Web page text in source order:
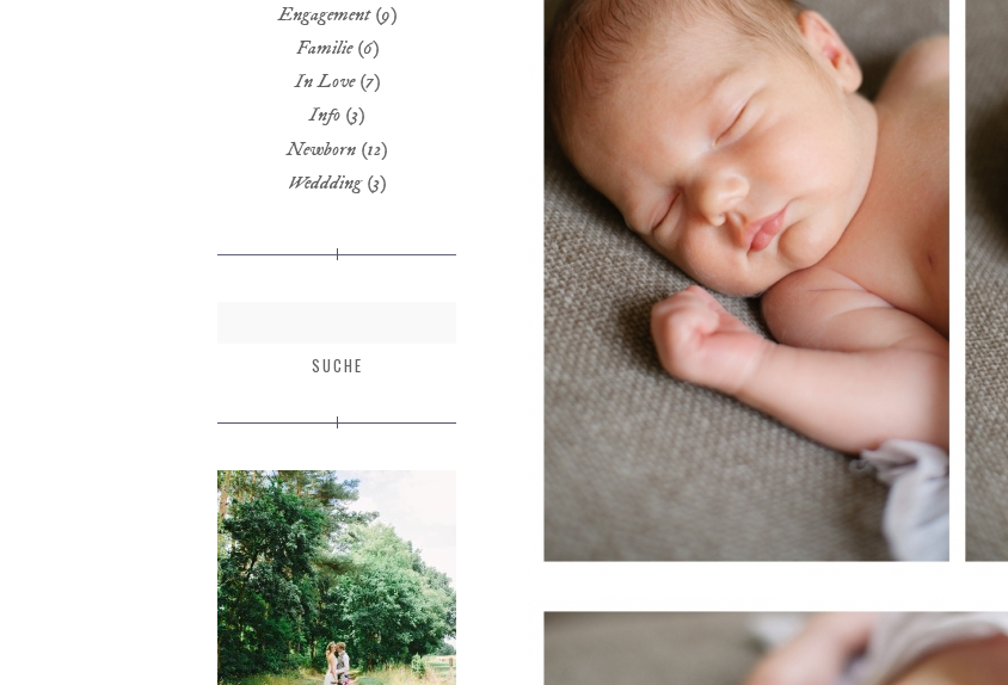
Engagement(9)
Familie(6)
In Love(7)
Info (3)
Newborn (12)
Weddding(3)